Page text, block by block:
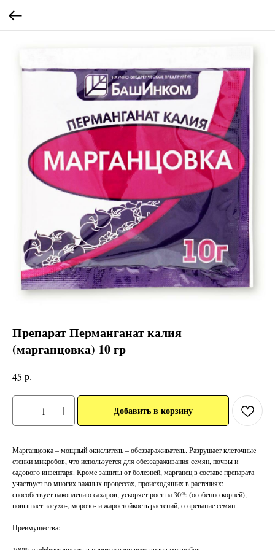
Препарат Перманганат калия
(марганцовка) 10 гр
45 р.
Добавить в корзину
Марганцовка – мощный окислитель – обеззараживатель. Разрушает клеточные
стенки микробов, что используется для обеззараживания семян, почвы и
садового инвентаря. Кроме защиты от болезней, марганец в составе препарата
участвует во многих важных процессах, происходящих в растениях:
способствует накоплению сахаров, ускоряет рост на 30% (особенно корней),
повышает засухо-, морозо- и жаростойкость растений, созревание семян.
Преимущества: